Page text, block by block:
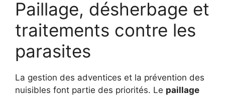
Paillage, désherbage et
traitements contre les
parasites
La gestion des adventices et la prévention des
nuisibles font partie des priorités. Le paillage